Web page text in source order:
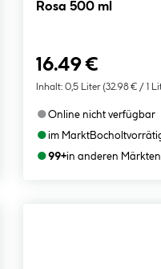
Rosa 500 ml
16.49 €
Inhalt: 0,5 Liter (32.98 € / 1
●Online nicht verfügbar
●im MarktBocholt
●99+in anderen Märkten